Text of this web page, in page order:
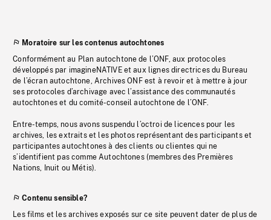
Moratoire sur les contenus autochtones
Conformément au Plan autochtone de l’ONF, aux protocoles
développés par imagineNATIVE et aux lignes directrices du Bureau
de l’écran autochtone, Archives ONF est à revoir et à mettre à jour
ses protocoles d’archivage avec l’assistance des communautés
autochtones et du comité-conseil autochtone de l’ONF.
Entre-temps, nous avons suspendu l’octroi de licences pour les
archives, les extraits et les photos représentant des participants et
participantes autochtones à des clients ou clientes qui ne
s’identifient pas comme Autochtones (membres des Premières
Nations, Inuit ou Métis).
Contenu sensible?
Les films et les archives exposés sur ce site peuvent dater de plus de